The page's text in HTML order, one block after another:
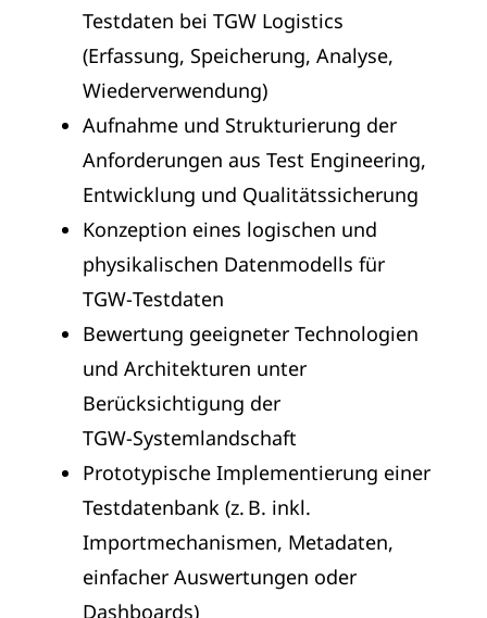
Testdaten bei TGW Logistics
(Erfassung, Speicherung, Analyse,
Wiederverwendung)
Aufnahme und Strukturierung der
Anforderungen aus Test Engineering,
Entwicklung und Qualitätssicherung
Konzeption eines logischen und
physikalischen Datenmodells für
TGW‑Testdaten
Bewertung geeigneter Technologien
und Architekturen unter
Berücksichtigung der
TGW‑Systemlandschaft
Prototypische Implementierung einer
Testdatenbank (z. B. inkl.
Importmechanismen, Metadaten,
einfacher Auswertungen oder
Dashboards)